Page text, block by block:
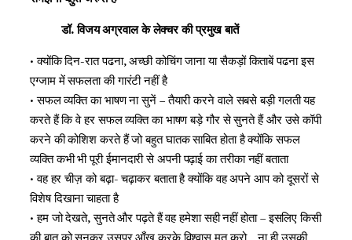
डॉ. विजय अग्रवाल के लेक्चर की प्रमुख बातें
• क्योंकि दिन-रात पढना, अच्छी कोचिंग जाना या सैकड़ों किताबें पढना इस
एग्जाम में सफलता की गारंटी नहीं है
• सफल व्यक्ति का भाषण ना सुनें – तैयारी करने वाले सबसे बड़ी गलती यह
करते हैं कि वे हर सफल व्यक्ति का भाषण बड़े गौर से सुनते हैं और उसे कॉपी
करने की कोशिश करते हैं जो बहुत घातक साबित होता है क्योंकि सफल
व्यक्ति कभी भी पूरी ईमानदारी से अपनी पढ़ाई का तरीका नहीं बताता
• वह हर चीज़ को बढ़ा- चढ़ाकर बताता है क्योंकि वह अपने आप को दूसरों से
विशेष दिखाना चाहता है
• हम जो देखते, सुनते और पढ़ते हैं वह हमेशा सही नहीं होता – इसलिए किसी